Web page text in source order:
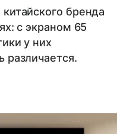
бренда
с экраном 65
у них
различается.